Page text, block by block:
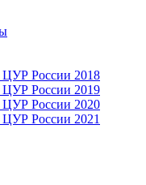
России 2018
России 2019
России 2020
России 2021